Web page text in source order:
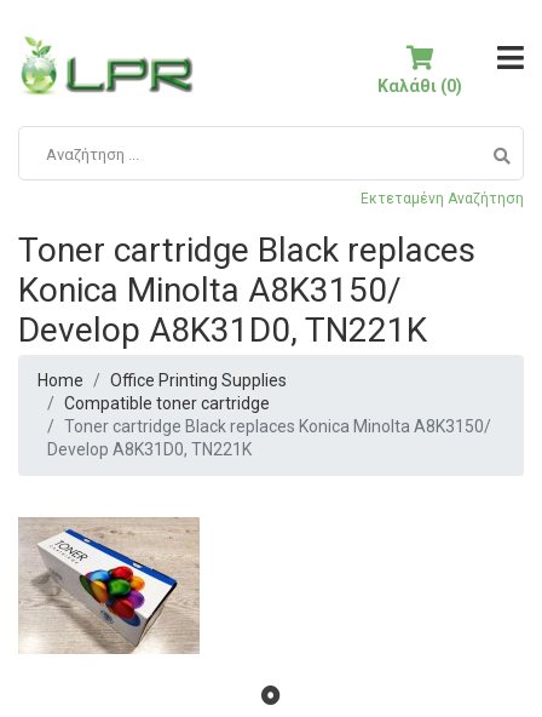
Εκτεταμένη Αναζήτηση
Καλάθι (0)
Toner cartridge Black replaces
Konica Minolta A8K3150/
Develop A8K31D0, TN221K
Home
Office Printing Supplies
Compatible toner cartridge
Toner cartridge Black replaces Konica Minolta A8K3150/
Develop A8K31D0, TN221K